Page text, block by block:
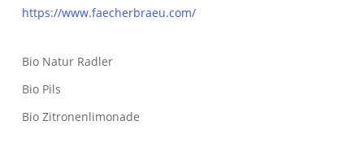
https://www.faecherbraeu.com/
Bio Natur Radler
Bio Pils
Bio Zitronenlimonade